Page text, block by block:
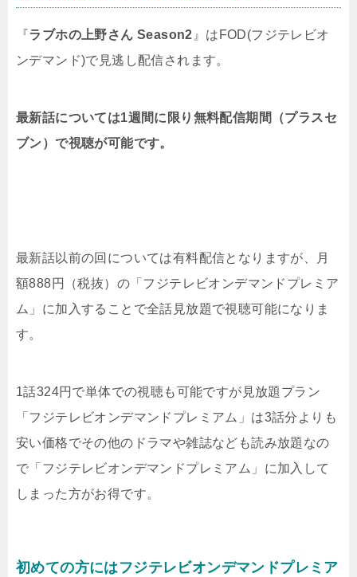
『ラブホの上野さん Season2 』はFOD(フジテレビオ
ンデマンド)で見逃し配信されます。
最新話については1週間に限り無料配信期間（プラスセ
ブン）で視聴が可能です。
最新話以前の回については有料配信となりますが、月
額888円（税抜）の「フジテレビオンデマンドプレミア
ム」に加入することで全話見放題で視聴可能になりま
す。
1話324円で単体での視聴も可能ですが見放題プラン
「フジテレビオンデマンドプレミアム」は3話分よりも
安い価格でその他のドラマや雑誌なども読み放題なの
で「フジテレビオンデマンドプレミアム」に加入して
しまった方がお得です。
初めての方にはフジテレビオンデマンドプレミア